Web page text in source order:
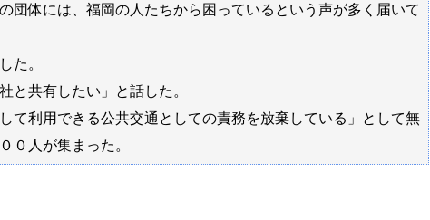
体には、福岡の人たちから困っているという声が多く届いて
た。
共有したい」と話した。
て利用できる公共交通としての責務を放棄している」として無
０人が集まった。